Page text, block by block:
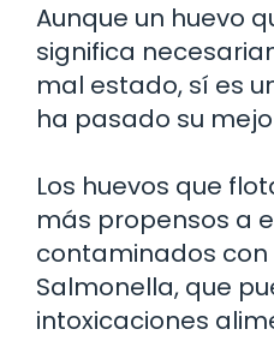
Aunque un huevo
significa
mal estado, sí es
ha pasado su
Los huevos que
más propensos a
contaminados
Salmonella, que
intoxicaciones